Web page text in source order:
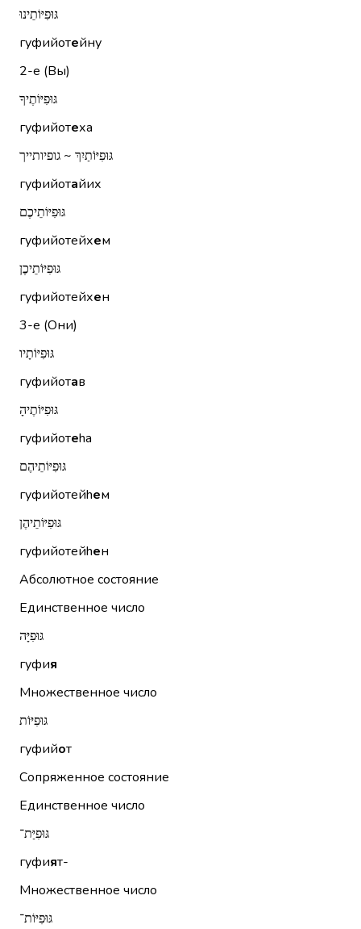
גּוּפִיּוֹתֵינוּ
гуфийотейну
2-е (Вы)
גּוּפִיּוֹתֶיךָ
гуфийотеха
גּוּפִיּוֹתַיִךְ ~ גופיותייך
гуфийотайих
גּוּפִיּוֹתֵיכֶם
гуфийотейхем
גּוּפִיּוֹתֵיכֶן
гуфийотейхен
3-е (Они)
גּוּפִיּוֹתָיו
гуфийотав
גּוּפִיּוֹתֶיהָ
гуфийотеhа
גּוּפִיּוֹתֵיהֶם
гуфийотейhем
גּוּפִיּוֹתֵיהֶן
гуфийотейhен
Абсолютное состояние
Единственное число
גּוּפִיָּה
гуфия
Множественное число
גּוּפִיּוֹת
гуфийот
Сопряженное состояние
Единственное число
גּוּפִיַּת־
гуфият-
Множественное число
גּוּפִיּוֹת־